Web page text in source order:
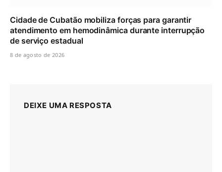
Cidade de Cubatão mobiliza forças para garantir
atendimento em hemodinâmica durante interrupção
de serviço estadual
8 de agosto de 2026
DEIXE UMA RESPOSTA